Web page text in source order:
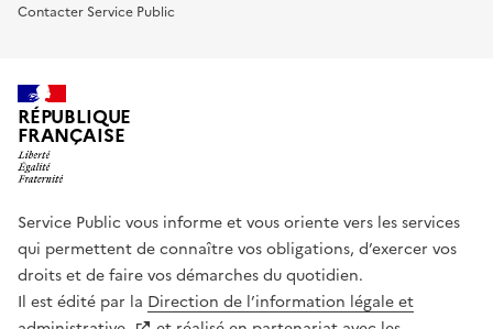
Contacter Service Public
RÉPUBLIQUE
FRANÇAISE
Service Public vous informe et vous oriente vers les services
qui permettent de connaître vos obligations, d’exercer vos
droits et de faire vos démarches du quotidien.
Il est édité par la Direction de l’information légale et